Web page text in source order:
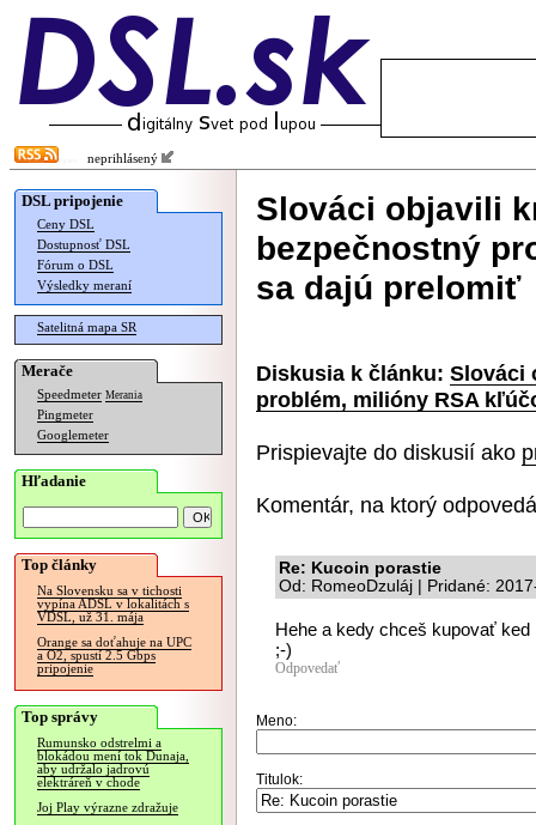
neprihlásený
DSL pripojenie
Ceny DSL
Dostupnosť DSL
Fórum o DSL
Výsledky meraní
Satelitná mapa SR
Merače
Speedmeter Merania
Pingmeter
Googlemeter
Hľadanie
Top články
Na Slovensku sa v tichosti
vypína ADSL v lokalitách s
VDSL, už 31. mája
Orange sa doťahuje na UPC
a O2, spustí 2.5 Gbps
pripojenie
Top správy
Rumunsko odstrelmi a
blokádou mení tok Dunaja,
aby udržalo jadrovú
elektráreň v chode
Joj Play výrazne zdražuje
Slováci objavili
bezpečnostný
sa dajú prelomiť
Diskusia k článku: Slováci
problém, milióny RSA
Prispievajte do diskusií ako
Komentár, na ktorý
Re: Kucoin porastie
Od: RomeoDzuláj | Pridané:
Hehe a kedy chceš kupovať ked
;-)
Odpovedať
Meno:
Titulok: